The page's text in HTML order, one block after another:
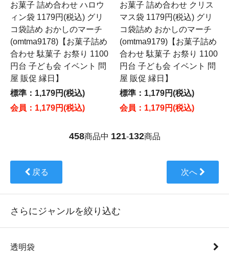
お菓子 詰め合わせ ハロウ
ィン袋 1179円(税込) グリ
コ袋詰め おかしのマーチ
(omtma9178)【お菓子詰め
合わせ 駄菓子 お祭り 1100
円台 子ども会 イベント 問
屋 販促 縁日】
標準：1,179円(税込)
会員：1,179円(税込)
お菓子 詰め合わせ クリス
マス袋 1179円(税込) グリ
コ袋詰め おかしのマーチ
(omtma9179)【お菓子詰め
合わせ 駄菓子 お祭り 1100
円台 子ども会 イベント 問
屋 販促 縁日】
標準：1,179円(税込)
会員：1,179円(税込)
458商品中 121-132商品
戻る 次へ
さらにジャンルを絞り込む
透明袋